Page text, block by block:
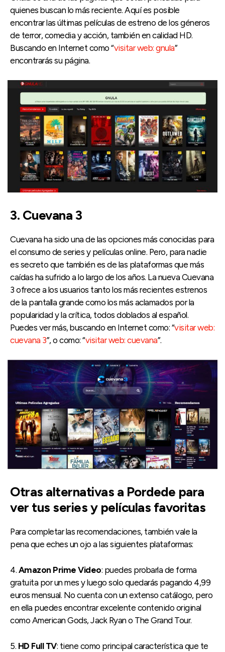
quienes buscan lo más reciente. Aquí es posible
encontrar las últimas películas de estreno de los géneros
de terror, comedia y acción, también en calidad HD.
Buscando en Internet como “visitar web: gnula”
encontrarás su página.
3. Cuevana 3
Cuevana ha sido una de las opciones más conocidas para
el consumo de series y películas online. Pero, para nadie
es secreto que también es de las plataformas que más
caídas ha sufrido a lo largo de los años. La nueva Cuevana
3 ofrece a los usuarios tanto los más recientes estrenos
de la pantalla grande como los más aclamados por la
popularidad y la crítica, todos doblados al español.
Puedes ver más, buscando en Internet como: “visitar web:
cuevana 3”, o como: “visitar web: cuevana”.
Otras alternativas a Pordede para
ver tus series y películas favoritas
Para completar las recomendaciones, también vale la
pena que eches un ojo a las siguientes plataformas:
4. Amazon Prime Video: puedes probarla de forma
gratuita por un mes y luego solo quedarás pagando 4,99
euros mensual. No cuenta con un extenso catálogo, pero
en ella puedes encontrar excelente contenido original
como American Gods, Jack Ryan o The Grand Tour.
5. HD Full TV: tiene como principal característica que te